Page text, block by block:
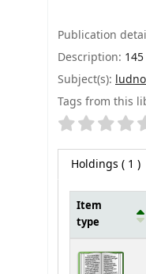
Publication
Description:
Subject(s):
Tags from this
Star ratings
Holdings ( 1 )
Item
type